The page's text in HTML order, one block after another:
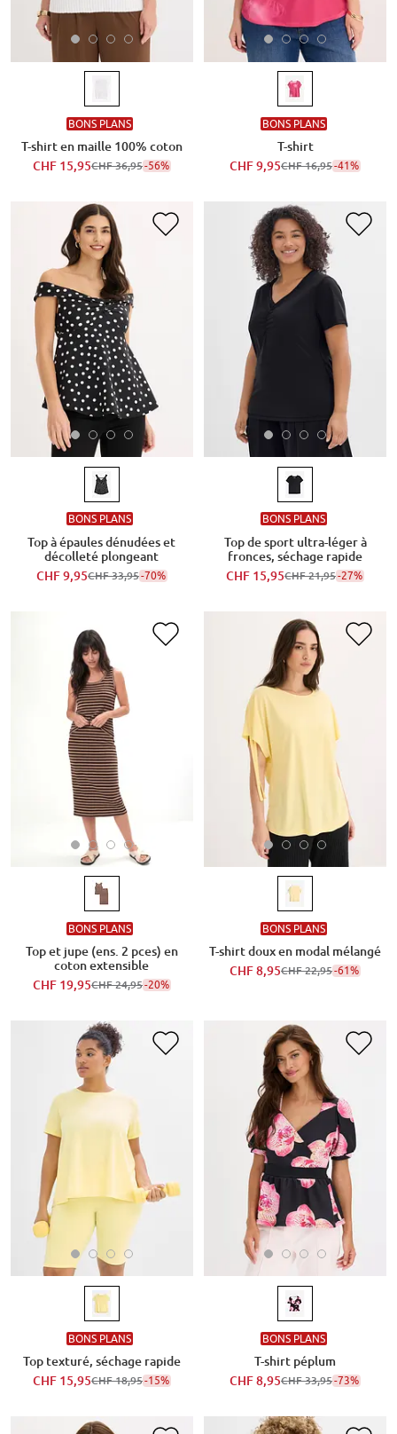
BONS PLANS
T-shirt en maille 100% coton
CHF 15,95CHF 36,95-56%
BONS PLANS
T-shirt
CHF 9,95CHF 16,95-41%
BONS PLANS
Top à épaules dénudées et
décolleté plongeant
CHF 9,95CHF 33,95-70%
BONS PLANS
Top de sport ultra-léger à
fronces, séchage rapide
CHF 15,95CHF 21,95-27%
BONS PLANS
Top et jupe (ens. 2 pces) en
coton extensible
CHF 19,95CHF 24,95-20%
BONS PLANS
T-shirt doux en modal mélangé
CHF 8,95CHF 22,95-61%
BONS PLANS
Top texturé, séchage rapide
CHF 15,95CHF 18,95-15%
BONS PLANS
T-shirt péplum
CHF 8,95CHF 33,95-73%